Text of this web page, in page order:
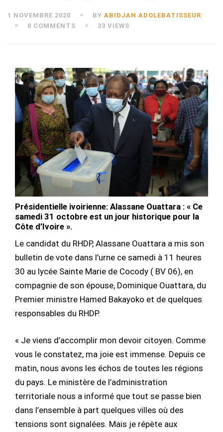
1 NOVEMBRE 2020 BY ABIDJAN ADOLEBATISSEUR
0 COMMENTS
33 VIEWS
Présidentielle ivoirienne: Alassane Ouattara : « Ce
samedi 31 octobre est un jour historique pour la
Côte d’Ivoire ».
Le candidat du RHDP, Alassane Ouattara a mis son
bulletin de vote dans l’urne ce samedi à 11 heures
30 au lycée Sainte Marie de Cocody ( BV 06), en
compagnie de son épouse, Dominique Ouattara, du
Premier ministre Hamed Bakayoko et de quelques
responsables du RHDP.
« Je viens d’accomplir mon devoir citoyen. Comme
vous le constatez, ma joie est immense. Depuis ce
matin, nous avons les échos de toutes les régions
du pays. Le ministère de l’administration
territoriale nous a informé que tout se passe bien
dans l’ensemble à part quelques villes où des
tensions sont signalées. Mais je répète aux